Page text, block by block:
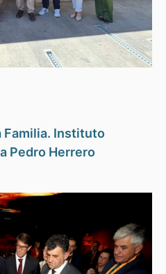
Familia. Instituto
Pedro Herrero